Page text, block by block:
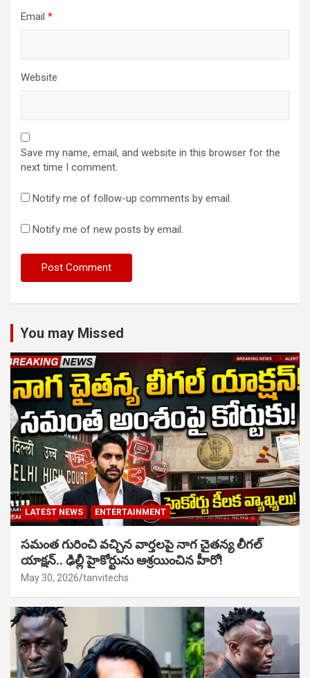
Email *
Website
Save my name, email, and website in this browser for the
next time I comment.
Notify me of follow-up comments by email.
Notify me of new posts by email.
You may Missed
LATEST NEWS ENTERTAINMENT
సమంత గురించి వచ్చిన వార్తలపై నాగ చైతన్య లీగల్
యాక్షన్.. ఢిల్లీ హైకోర్టును ఆశ్రయించిన హీరో!
May 30, 2026 tanvitechs